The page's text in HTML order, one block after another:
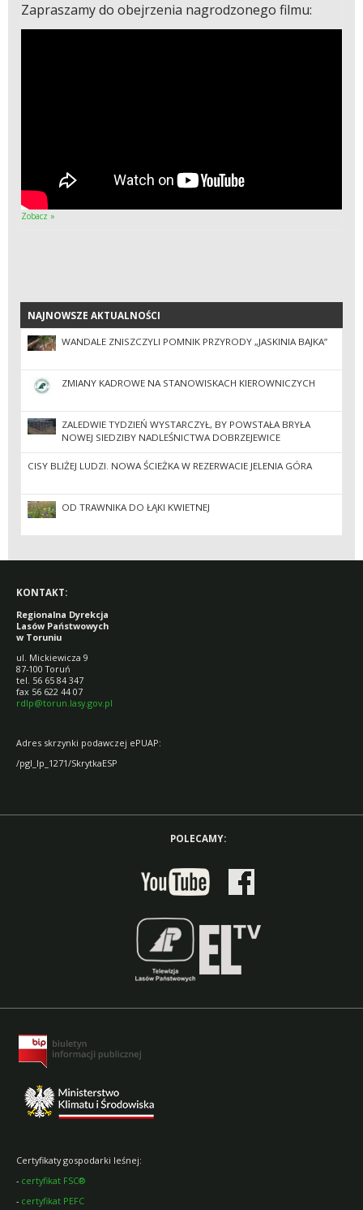
Zapraszamy do obejrzenia nagrodzonego filmu:
Zobacz »
NAJNOWSZE AKTUALNOŚCI
NAJNOWSZE AKTUALNOŚCI
WANDALE ZNISZCZYLI POMNIK PRZYRODY „JASKINIA BAJKA”
ZMIANY KADROWE NA STANOWISKACH KIEROWNICZYCH
ZALEDWIE TYDZIEŃ WYSTARCZYŁ, BY POWSTAŁA BRYŁA
NOWEJ SIEDZIBY NADLEŚNICTWA DOBRZEJEWICE
CISY BLIŻEJ LUDZI. NOWA ŚCIEŻKA W REZERWACIE JELENIA GÓRA
OD TRAWNIKA DO ŁĄKI KWIETNEJ
KONTAKT:
Regionalna Dyrekcja
Lasów Państwowych
w Toruniu
ul. Mickiewicza 9
87-100 Toruń
tel. 56 65 84 347
fax 56 622 44 07
rdlp@torun.lasy.gov.pl
Adres skrzynki podawczej ePUAP:
/pgl_lp_1271/SkrytkaESP
POLECAMY:
Certyfikaty gospodarki leśnej:
- certyfikat FSC®
- certyfikat PEFC